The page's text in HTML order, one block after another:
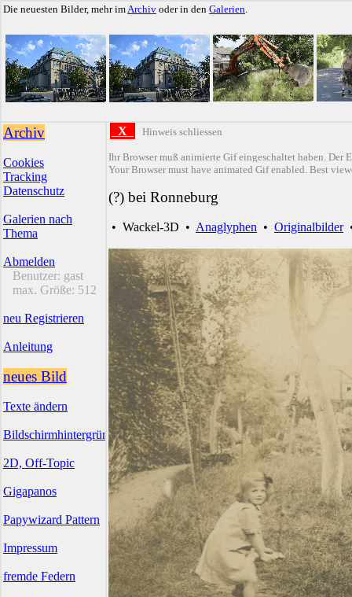
Die neuesten Bilder, mehr imArchiv oder in den Galerien.
Archiv
Cookies
Tracking
Datenschutz
Galerien nach
Thema
Abmelden
Benutzer: gast
max. Größe: 512
neu Registrieren
Anleitung
neues Bild
Texte ändern
Bildschirmhintergründe
2D, Off-Topic
Gigapanos
Papywizard Pattern
Impressum
fremde Federn
X Hinweis schliessen
Ihr Browser muß animierte Gif eingeschaltet haben. Der
Your Browser must have animated Gif enabled. Best
(?) bei Ronneburg
• Wackel-3D • Anaglyphen • Originalbilder